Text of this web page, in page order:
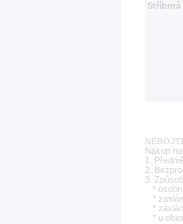
Stříbrná
Nákup
1.
2.
3.
*
*
*
* u